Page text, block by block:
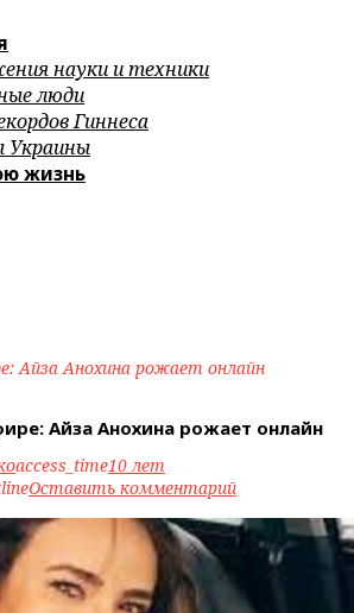
науки и техники
люди
Гиннеса
Украины
жизнь
Айза Анохина рожает онлайн
Айза Анохина рожает онлайн
access_time10 лет
Оставить комментарий